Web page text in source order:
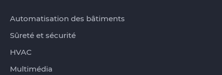
Automatisation des bâtiments
Sûreté et sécurité
HVAC
Multimédia